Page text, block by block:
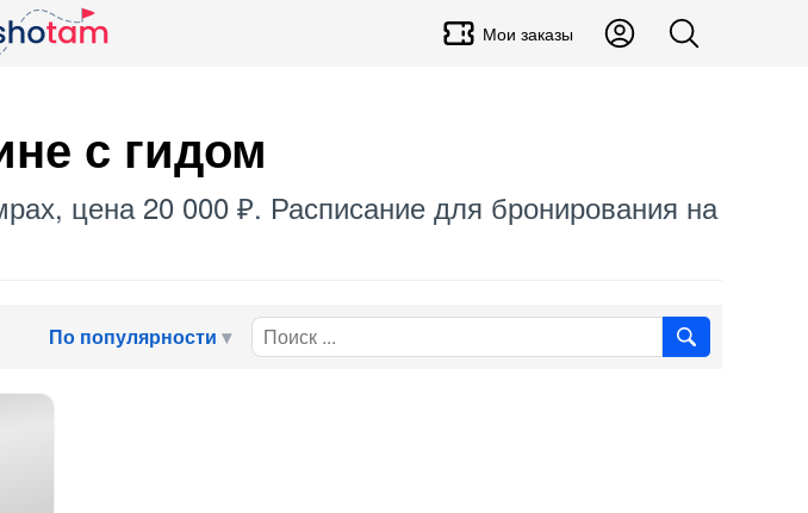
Мои заказы
с гидом
цена 20 000 ₽. Расписание для бронирования на
По популярности